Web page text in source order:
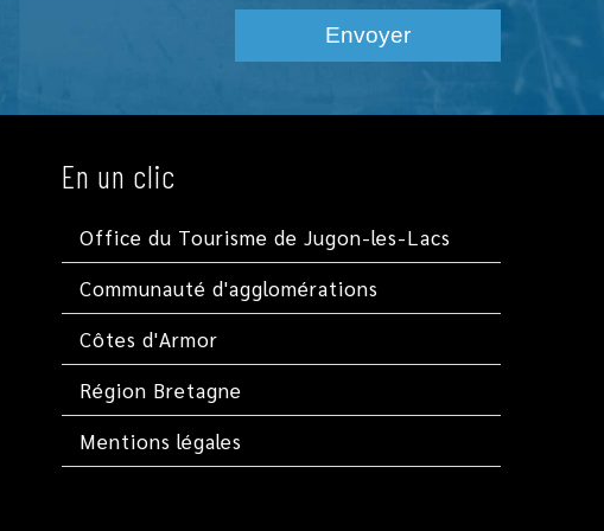
En un clic
Office du Tourisme de Jugon-les-Lacs
Communauté d'agglomérations
Côtes d'Armor
Région Bretagne
Mentions légales